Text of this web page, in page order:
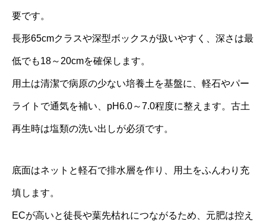
要です。
長形65cmクラスや深型ボックスが扱いやすく、深さは最
低でも18～20cmを確保します。
用土は清潔で病原の少ない培養土を基盤に、軽石やパー
ライトで通気を補い、pH6.0～7.0程度に整えます。古土
再生時は塩類の洗い出しが必須です。
底面はネットと軽石で排水層を作り、用土をふんわり充
填します。
ECが高いと徒長や葉先枯れにつながるため、元肥は控え